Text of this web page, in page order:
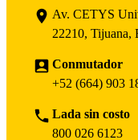
Av. CETYS
22210, Tijuana,
Conmutador
+52 (664) 903
Lada sin costo
800 026 6123